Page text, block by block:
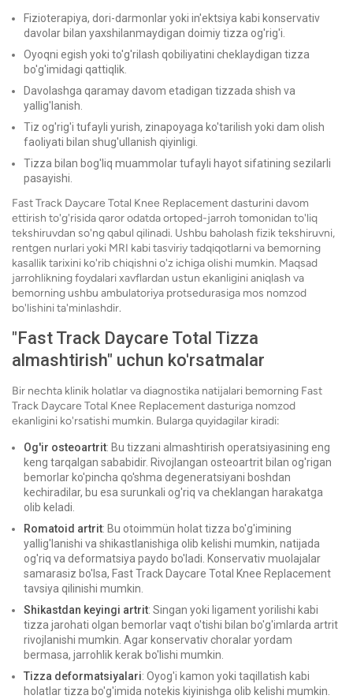
Fizioterapiya, dori-darmonlar yoki in'ektsiya kabi konservativ
davolar bilan yaxshilanmaydigan doimiy tizza og'rig'i.
Oyoqni egish yoki to'g'rilash qobiliyatini cheklaydigan tizza
bo'g'imidagi qattiqlik.
Davolashga qaramay davom etadigan tizzada shish va
yallig'lanish.
Tiz og'rig'i tufayli yurish, zinapoyaga ko'tarilish yoki dam olish
faoliyati bilan shug'ullanish qiyinligi.
Tizza bilan bog'liq muammolar tufayli hayot sifatining sezilarli
pasayishi.
Fast Track Daycare Total Knee Replacement dasturini davom
ettirish to'g'risida qaror odatda ortoped-jarroh tomonidan to'liq
tekshiruvdan so'ng qabul qilinadi. Ushbu baholash fizik tekshiruvni,
rentgen nurlari yoki MRI kabi tasviriy tadqiqotlarni va bemorning
kasallik tarixini ko'rib chiqishni o'z ichiga olishi mumkin. Maqsad
jarrohlikning foydalari xavflardan ustun ekanligini aniqlash va
bemorning ushbu ambulatoriya protsedurasiga mos nomzod
bo'lishini ta'minlashdir.
"Fast Track Daycare Total Tizza
almashtirish" uchun ko'rsatmalar
Bir nechta klinik holatlar va diagnostika natijalari bemorning Fast
Track Daycare Total Knee Replacement dasturiga nomzod
ekanligini ko'rsatishi mumkin. Bularga quyidagilar kiradi:
Og'ir osteoartrit: Bu tizzani almashtirish operatsiyasining eng
keng tarqalgan sababidir. Rivojlangan osteoartrit bilan og'rigan
bemorlar ko'pincha qo'shma degeneratsiyani boshdan
kechiradilar, bu esa surunkali og'riq va cheklangan harakatga
olib keladi.
Romatoid artrit: Bu otoimmün holat tizza bo'g'imining
yallig'lanishi va shikastlanishiga olib kelishi mumkin, natijada
og'riq va deformatsiya paydo bo'ladi. Konservativ muolajalar
samarasiz bo'lsa, Fast Track Daycare Total Knee Replacement
tavsiya qilinishi mumkin.
Shikastdan keyingi artrit: Singan yoki ligament yorilishi kabi
tizza jarohati olgan bemorlar vaqt o'tishi bilan bo'g'imlarda artrit
rivojlanishi mumkin. Agar konservativ choralar yordam
bermasa, jarrohlik kerak bo'lishi mumkin.
Tizza deformatsiyalari: Oyog'i kamon yoki taqillatish kabi
holatlar tizza bo'g'imida notekis kiyinishga olib kelishi mumkin.